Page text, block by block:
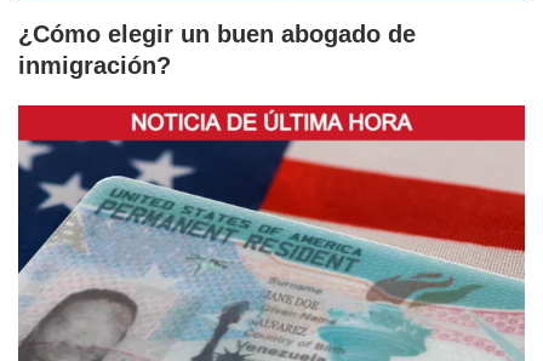
¿Cómo elegir un buen abogado de
inmigración?